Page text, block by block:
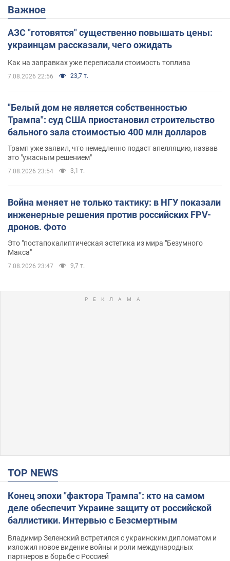
Важное
АЗС "готовятся" существенно повышать цены:
украинцам рассказали, чего ожидать
Как на заправках уже переписали стоимость топлива
7.08.2026 22:56 23,7 т.
"Белый дом не является собственностью
Трампа": суд США приостановил строительство
бального зала стоимостью 400 млн долларов
Трамп уже заявил, что немедленно подаст апелляцию, назвав
это "ужасным решением"
7.08.2026 23:54 3,1 т.
Война меняет не только тактику: в НГУ показали
инженерные решения против российских FPV-
дронов. Фото
Это "постапокалиптическая эстетика из мира "Безумного
Макса"
7.08.2026 23:47 9,7 т.
TOP NEWS
Конец эпохи "фактора Трампа": кто на самом
деле обеспечит Украине защиту от российской
баллистики. Интервью с Безсмертным
Владимир Зеленский встретился с украинским дипломатом и
изложил новое видение войны и роли международных
партнеров в борьбе с Россией